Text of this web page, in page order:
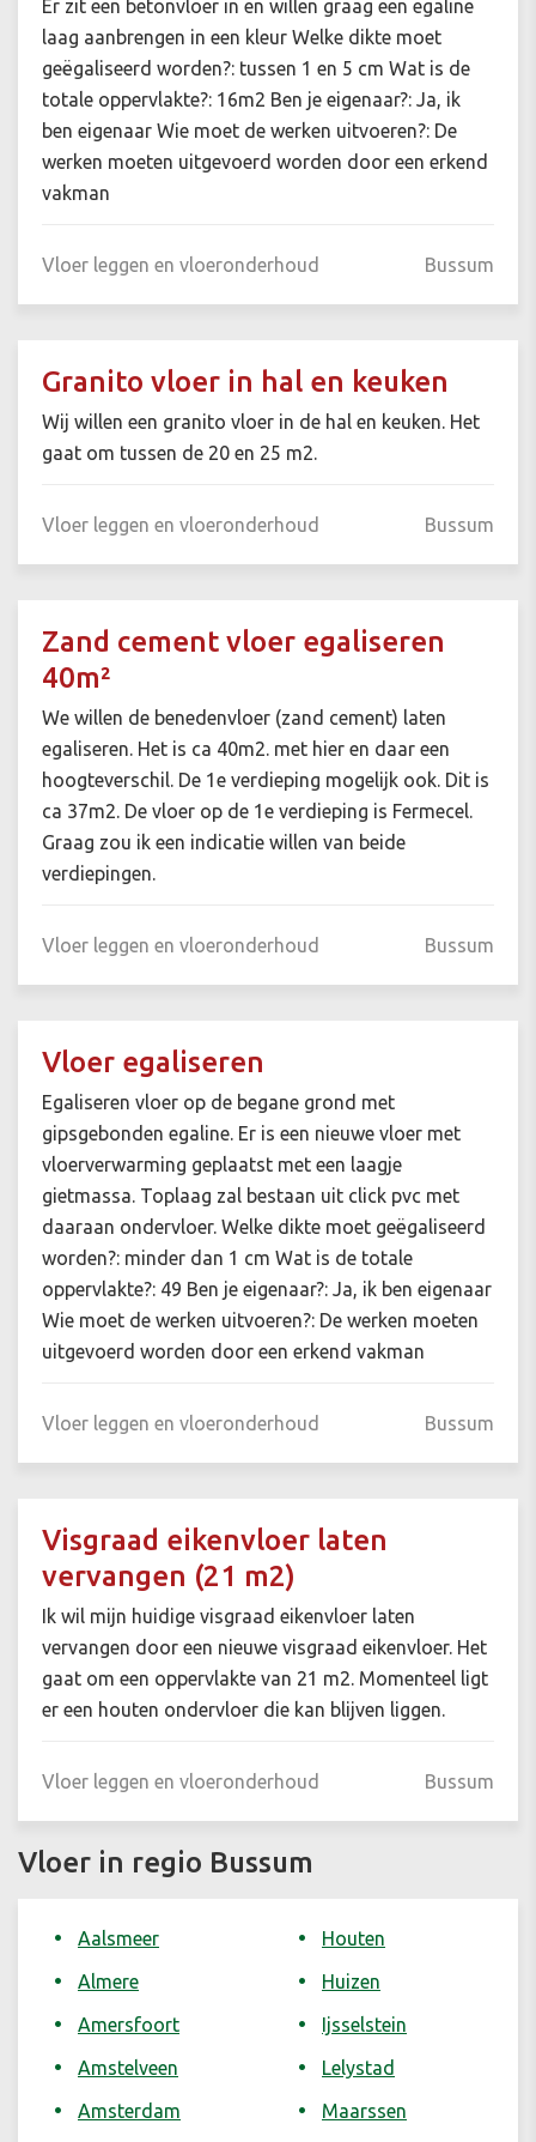
Er zit een betonvloer in en willen graag een egaline
laag aanbrengen in een kleur Welke dikte moet
geëgaliseerd worden?: tussen 1 en 5 cm Wat is de
totale oppervlakte?: 16m2 Ben je eigenaar?: Ja, ik
ben eigenaar Wie moet de werken uitvoeren?: De
werken moeten uitgevoerd worden door een erkend
vakman
Vloer leggen en vloeronderhoud Bussum
Granito vloer in hal en keuken
Wij willen een granito vloer in de hal en keuken. Het
gaat om tussen de 20 en 25 m2.
Vloer leggen en vloeronderhoud Bussum
Zand cement vloer egaliseren
40m²
We willen de benedenvloer (zand cement) laten
egaliseren. Het is ca 40m2. met hier en daar een
hoogteverschil. De 1e verdieping mogelijk ook. Dit is
ca 37m2. De vloer op de 1e verdieping is Fermecel.
Graag zou ik een indicatie willen van beide
verdiepingen.
Vloer leggen en vloeronderhoud Bussum
Vloer egaliseren
Egaliseren vloer op de begane grond met
gipsgebonden egaline. Er is een nieuwe vloer met
vloerverwarming geplaatst met een laagje
gietmassa. Toplaag zal bestaan uit click pvc met
daaraan ondervloer. Welke dikte moet geëgaliseerd
worden?: minder dan 1 cm Wat is de totale
oppervlakte?: 49 Ben je eigenaar?: Ja, ik ben eigenaar
Wie moet de werken uitvoeren?: De werken moeten
uitgevoerd worden door een erkend vakman
Vloer leggen en vloeronderhoud Bussum
Visgraad eikenvloer laten
vervangen (21 m2)
Ik wil mijn huidige visgraad eikenvloer laten
vervangen door een nieuwe visgraad eikenvloer. Het
gaat om een oppervlakte van 21 m2. Momenteel ligt
er een houten ondervloer die kan blijven liggen.
Vloer leggen en vloeronderhoud Bussum
Vloer in regio Bussum
Aalsmeer
Almere
Amersfoort
Amstelveen
Amsterdam
Houten
Huizen
Ijsselstein
Lelystad
Maarssen